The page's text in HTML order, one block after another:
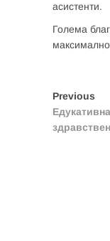
асистенти.
Голема
Post
Previous